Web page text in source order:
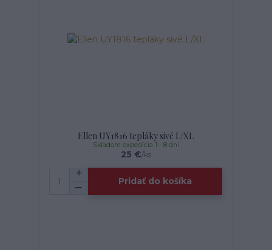
Ellen UY1816 tepláky sivé L/XL
25 €/ks
Skladom expedícia 1 - 8 dní
Pridať do košíka